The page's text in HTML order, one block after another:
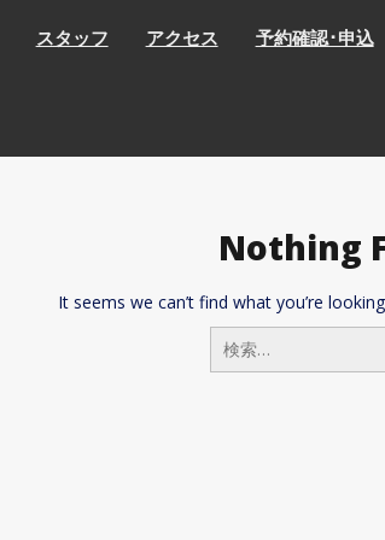
スタッフ アクセス 予約確認･申込
Nothing
It seems we can’t find what you’re